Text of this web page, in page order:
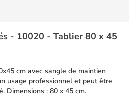
cm avec sangle de maintien
usage professionnel et peut être
Dimensions : 80 x 45 cm.